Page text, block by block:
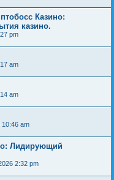
Казино:
казино.
pm
am
am
10:46 am
Лидирующий
2:32 pm